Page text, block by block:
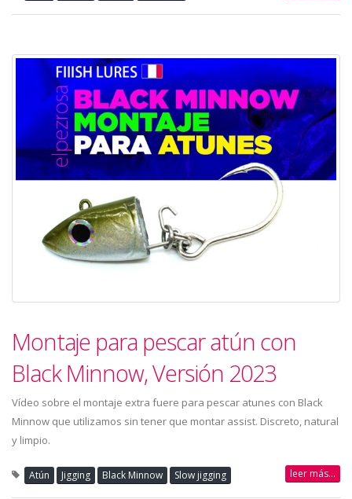
Montaje para pescar atún con
Black Minnow, Versión 2023
Vídeo sobre el montaje extra fuere para pescar atunes con Black
Minnow que utilizamos sin tener que montar assist. Discreto, natural
y limpio.
Atún Jigging Black Minnow Slow jigging leer más...